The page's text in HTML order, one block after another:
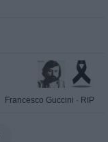
Francesco Guccini · RIP